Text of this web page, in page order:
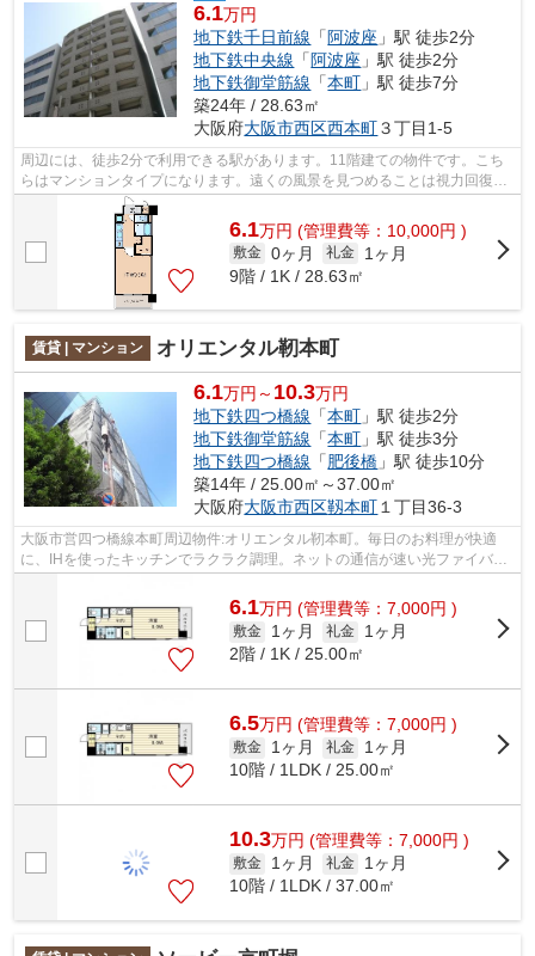
6.1万円
地下鉄千日前線 「 阿波座 」駅 徒歩2分
地下鉄中央線 「 阿波座 」駅 徒歩2分
地下鉄御堂筋線 「本町 」駅 徒歩7分
築24年 / 28.63㎡
大阪府大阪市西区西本町３丁目1-5
周辺には、徒歩2分で利用できる駅があります。11階建ての物件です。こち
らはマンションタイプになります。遠くの風景を見つめることは視力回復に
も繋がりますので健康的になれます。地...
6.1万円 (管理費等：10,000円 )
敷金 0ヶ月 礼金
1ヶ月
9階 / 1K / 28.63㎡
賃貸 | マンション オリエンタル靭本町
6.1万円～ 10.3万円
地下鉄四つ橋線 「本町 」駅 徒歩2分
地下鉄御堂筋線 「本町 」駅 徒歩3分
地下鉄四つ橋線 「肥後橋 」駅 徒歩10分
築14年 / 25.00㎡～37.00㎡
大阪府大阪市西区靱本町 １丁目36-3
大阪市営四つ橋線本町周辺物件:オリエンタル靭本町。毎日のお料理が快適
に、IHを使ったキッチンでラクラク調理。ネットの通信が速い光ファイバー
6.1万円 (管理費等：7,000円 )
敷金 1ヶ月 礼金
1ヶ月
2階 / 1K / 25.00㎡
6.5万円 (管理費等：7,000円 )
敷金 1ヶ月 礼金
1ヶ月
10階 / 1LDK / 25.00㎡
10.3万円 (管理費等：7,000円 )
敷金 1ヶ月 礼金
1ヶ月
10階 / 1LDK / 37.00㎡